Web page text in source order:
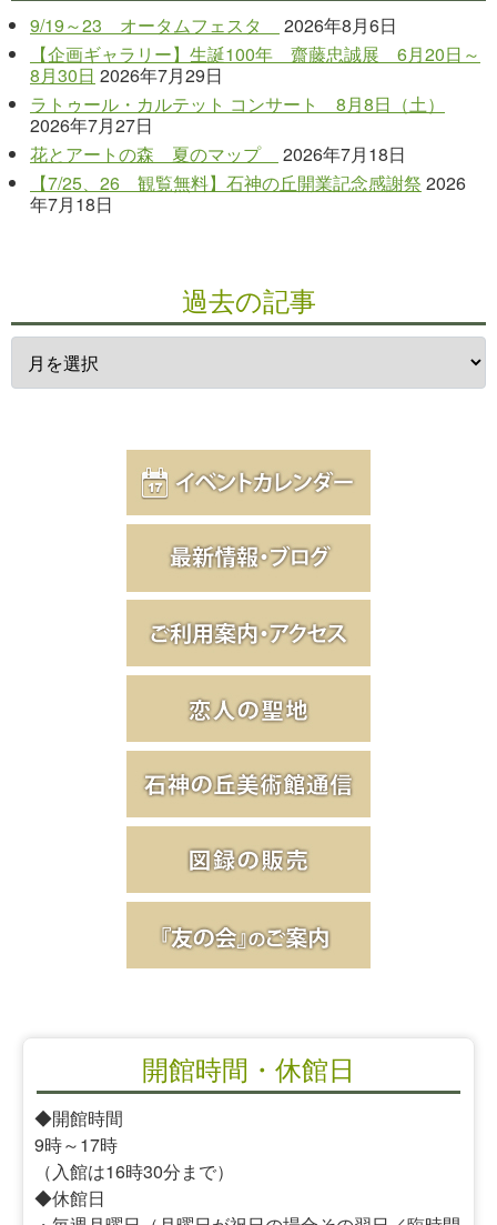
9/19～23 オータムフェスタ
2026年8月6日
【企画ギャラリー】生誕100年 齋藤忠誠展 6月20日～
8月30日 2026年7月29日
ラトゥール・カルテット コンサート 8月8日（土）
2026年7月27日
花とアートの森 夏のマップ
2026年7月18日
【7/25、26 観覧無料】石神の丘開業記念感謝祭 2026
年7月18日
過去の記事
開館時間・休館日
◆開館時間
9時～17時
（入館は16時30分まで）
◆休館日